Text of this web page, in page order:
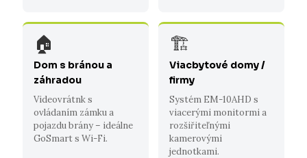
🏠
Dom s bránou a
záhradou
Videovrátnk s
ovládaním zámku a
pojazdu brány – ideálne
GoSmart s Wi-Fi.
🏗️
Viacbytové domy /
firmy
Systém EM-10AHD s
viacerými monitormi a
rozšiřiteľnými
kamerovými
jednotkami.